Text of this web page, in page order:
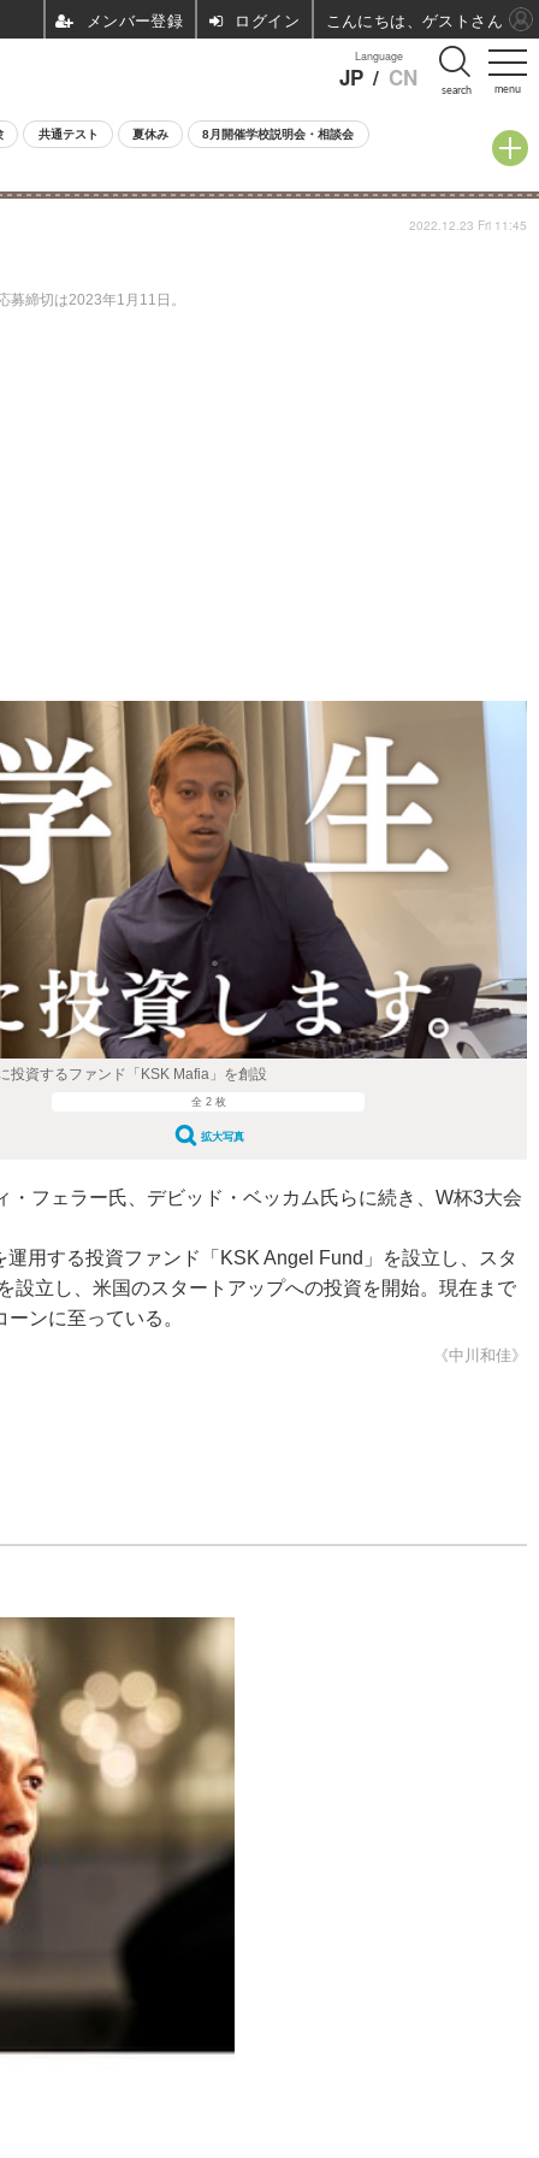
menu
Language
JP / CN search
共通テスト 夏休み 8月開催学校説明会・相談会
締切は2023年1月11日。
2022.12.23 Fri 11:45
投資するファンド「KSK Mafia」を創設
全 2 枚
拡大写真
フェラー氏、デビッド・ベッカム氏らに続き、W杯3大会
用する投資ファンド「KSK Angel Fund」を設立し、スタ
立し、米国のスタートアップへの投資を開始。現在まで
ンに至っている。
《中川和佳》
ログイン こんにちは、ゲストさん